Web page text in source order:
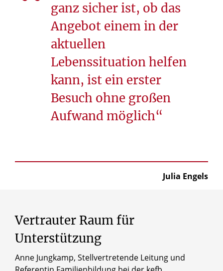
ganz sicher ist, ob das
Angebot einem in der
aktuellen
Lebenssituation helfen
kann, ist ein erster
Besuch ohne großen
Aufwand möglich“
Julia Engels
Vertrauter Raum für
Unterstützung
Anne Jungkamp, Stellvertretende Leitung und